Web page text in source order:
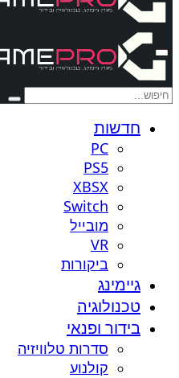
חדשות
PC
PS5
XBSX
Switch
מובייל
VR
ביקורות
גיימינג
טכנולוגיה
בידור ופנאי
סדרות טלוויזיה
קולנוע